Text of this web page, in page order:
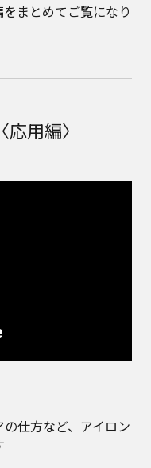
まとめてご覧になり
用編〉
仕方など、アイロン